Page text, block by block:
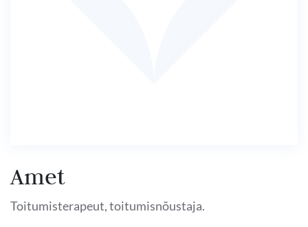
Amet
Toitumisterapeut, toitumisnõustaja.